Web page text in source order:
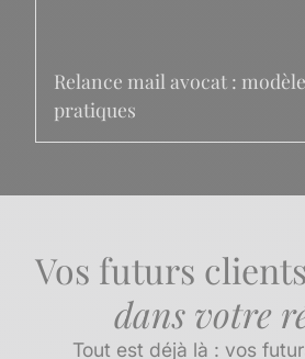
Relance mail avocat :
pratiques
Vos futurs
dans votre
Tout est déjà là : vos